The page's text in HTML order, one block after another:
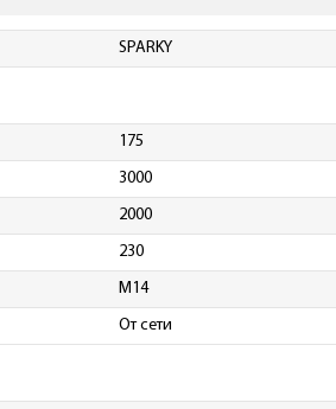
SPARKY
175
3000
2000
230
M14
От сети